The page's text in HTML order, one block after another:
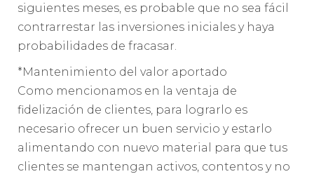
siguientes meses, es probable que no sea fácil
contrarrestar las inversiones iniciales y haya
probabilidades de fracasar.
*Mantenimiento del valor aportado
Como mencionamos en la ventaja de
fidelización de clientes, para lograrlo es
necesario ofrecer un buen servicio y estarlo
alimentando con nuevo material para que tus
clientes se mantengan activos, contentos y no